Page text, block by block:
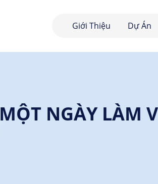
Giới Thiệu Dự Án
MỘT NGÀY LÀM